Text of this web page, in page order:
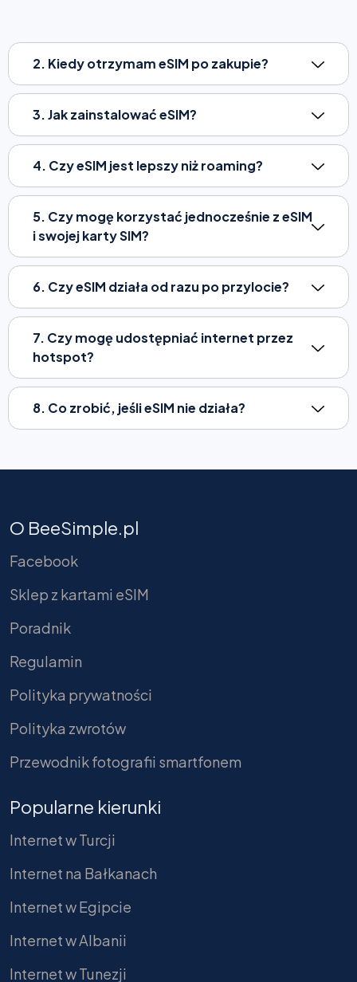
2. Kiedy otrzymam eSIM po zakupie?
3. Jak zainstalować eSIM?
4. Czy eSIM jest lepszy niż roaming?
5. Czy mogę korzystać jednocześnie z eSIM
i swojej karty SIM?
6. Czy eSIM działa od razu po przylocie?
7. Czy mogę udostępniać internet przez
hotspot?
8. Co zrobić, jeśli eSIM nie działa?
O BeeSimple.pl
Facebook
Sklep z kartami eSIM
Poradnik
Regulamin
Polityka prywatności
Polityka zwrotów
Przewodnik fotografii smartfonem
Popularne kierunki
Internet w Turcji
Internet na Bałkanach
Internet w Egipcie
Internet w Albanii
Internet w Tunezji